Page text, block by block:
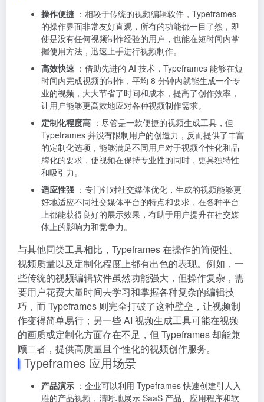
操作便捷 ：相较于传统的视频编辑软件，Typeframes
的操作界面非常友好直观，所有的功能都一目了然，即
使是没有任何视频制作经验的用户，也能在短时间内掌
握使用方法，迅速上手进行视频制作。
高效快速 ：借助先进的 AI 技术，Typeframes 能够在短
时间内完成视频的制作，平均 8 分钟内就能生成一个专
业的视频，大大节省了时间和成本，提高了创作效率，
让用户能够更高效地应对各种视频制作需求。
定制化程度高 ：尽管是一款便捷的视频生成工具，但
Typeframes 并没有限制用户的创造力，反而提供了丰富
的定制化选项，能够满足不同用户对于视频个性化和品
牌化的要求，使视频在保持专业性的同时，更具独特性
和吸引力。
适应性强 ：专门针对社交媒体优化，生成的视频能够更
好地适应不同社交媒体平台的特点和要求，在各种平台
上都能获得良好的展示效果，有助于用户提升在社交媒
体上的影响力和竞争力。
与其他同类工具相比，Typeframes 在操作的简便性、
视频质量以及定制化程度上都有出色的表现。例如，一
些传统的视频编辑软件虽然功能强大，但操作复杂，需
要用户花费大量时间去学习和掌握各种复杂的编辑技
巧，而 Typeframes 则完全打破了这种壁垒，让视频制
作变得简单易行；另一些 AI 视频生成工具可能在视频
的画质或定制化方面存在不足，但 Typeframes 却能兼
顾二者，提供高质量且个性化的视频创作服务。
Typeframes 应用场景
产品演示 ：企业可以利用 Typeframes 快速创建引人入
胜的产品视频，清晰地展示 SaaS 产品、应用程序和软